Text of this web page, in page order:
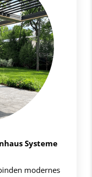
Systeme
modernes